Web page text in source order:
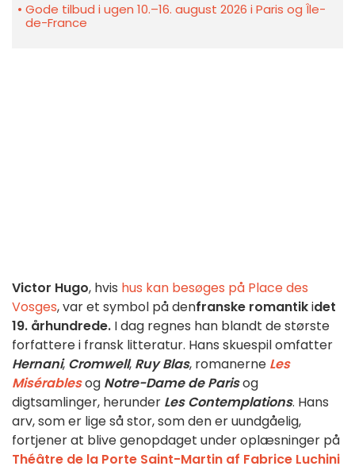
Gode tilbud i ugen 10.–16. august 2026 i Paris og Île-
de-France
Victor Hugo, hvis hus kan besøges på Place des
Vosges, var et symbol på denfranske romantikidet
19. århundrede. I dag regnes han blandt de største
forfattere i fransk litteratur. Hans skuespil omfatter
Hernani, Cromwell, Ruy Blas, romanerne Les
Misérablesog Notre-Dame de Parisog
digtsamlinger, herunder Les Contemplations. Hans
arv, som er lige så stor, som den er uundgåelig,
fortjener at blive genopdaget under oplæsninger på
Théâtre de la Porte Saint-Martin af Fabrice Luchini